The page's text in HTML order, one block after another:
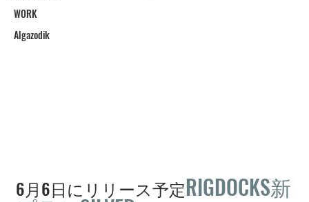
WORK
Algazodik
6月6日にリリース予定RIGDOCKS新